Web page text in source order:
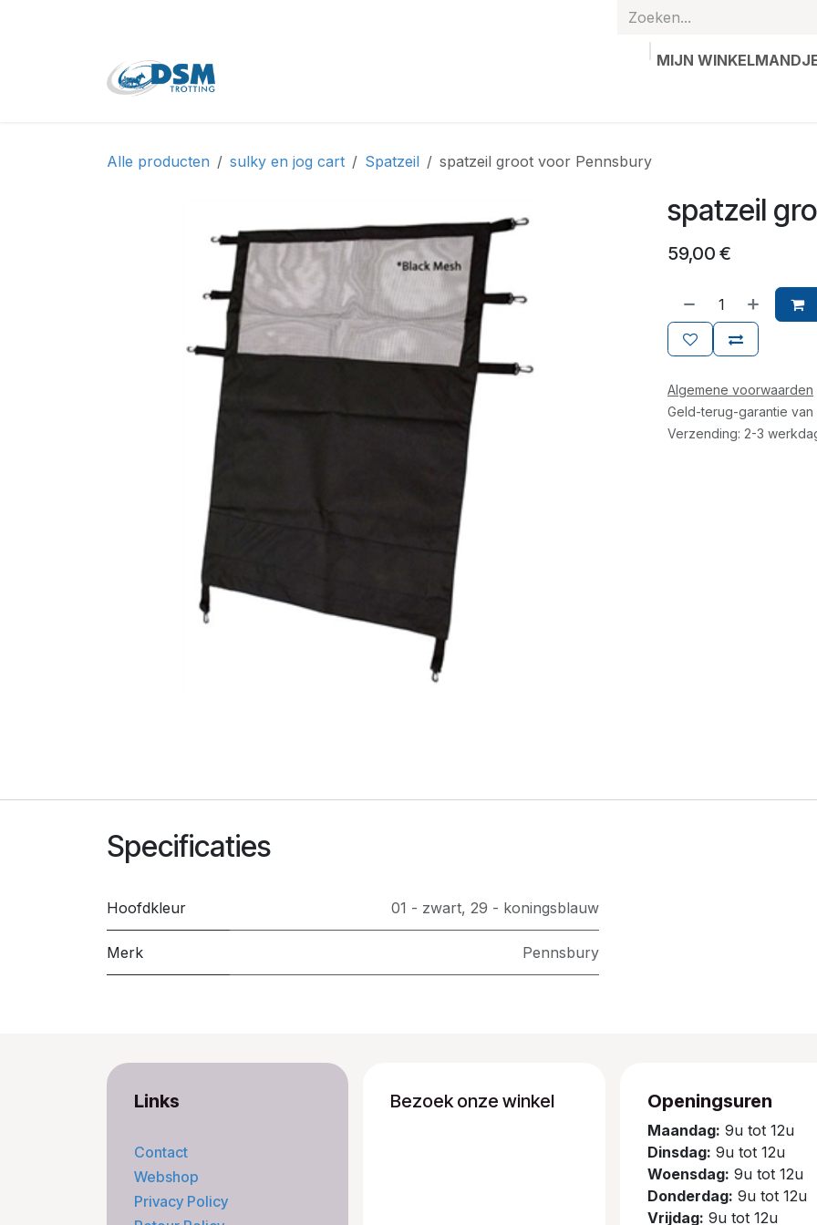
MIJN
Alle producten sulky en jog cart Spatzeil spatzeil groot voor Pennsbury
spatzeil
59,00 €
Algemene voorwaarden
Geld-terug-garantie van
Verzending: 2-3
Specificaties
Hoofdkleur 01 - zwart, 29 - koningsblauw
Merk Pennsbury
Links
Contact
Webshop
Privacy Policy
Bezoek onze winkel Openingsuren
Maandag: 9u tot 12u
Dinsdag: 9u tot 12u
Woensdag: 9u tot 12u
Donderdag: 9u tot 12u
Vrijdag: 9u tot 12u